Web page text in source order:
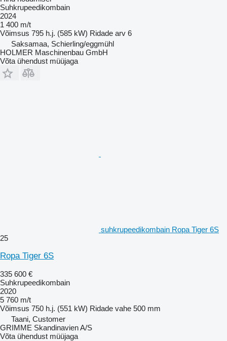
Suhkrupeedikombain
2024
1 400 m/t
Võimsus 795 h.j. (585 kW) Ridade arv 6
Saksamaa, Schierling/eggmühl
HOLMER Maschinenbau GmbH
Võta ühendust müüjaga
suhkrupeedikombain Ropa Tiger 6S
25
Ropa Tiger 6S
335 600 €
Suhkrupeedikombain
2020
5 760 m/t
Võimsus 750 h.j. (551 kW) Ridade vahe 500 mm
Taani, Customer
GRIMME Skandinavien A/S
Võta ühendust müüjaga